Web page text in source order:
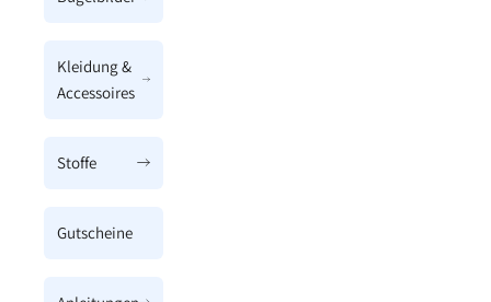
Kleidung &
Accessoires
Stoffe
Gutscheine